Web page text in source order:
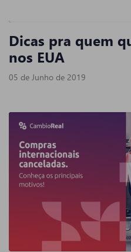
Dicas pra quem
nos EUA
05 de Junho de 2019